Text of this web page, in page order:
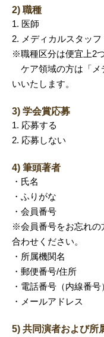
2) 職種
1. 医師
2. メディカルスタッフ
※職種区分は便宜上2
ケア領域の方は「メ
いいたします。
3) 学会賞応募
1. 応募する
2. 応募しない
4) 筆頭著者
・氏名
・ふりがな
・会員番号
※会員番号をお忘れの
合わせください。
・所属機関名
・郵便番号/住所
・電話番号（内線番号
・メールアドレス
5) 共同演者および所